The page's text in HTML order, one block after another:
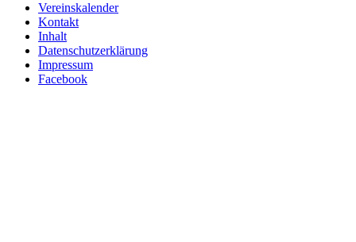
Vereinskalender
Kontakt
Inhalt
Datenschutzerklärung
Impressum
Facebook